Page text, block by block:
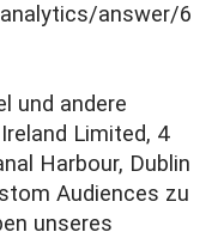
answer/6
und andere
Limited, 4
Harbour, Dublin
Audiences zu
unseres